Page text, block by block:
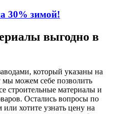
30% зимой!
выгодно в
который указаны на
можем себе позволить
строительные материалы и
Остались вопросы по
хотите узнать цену на